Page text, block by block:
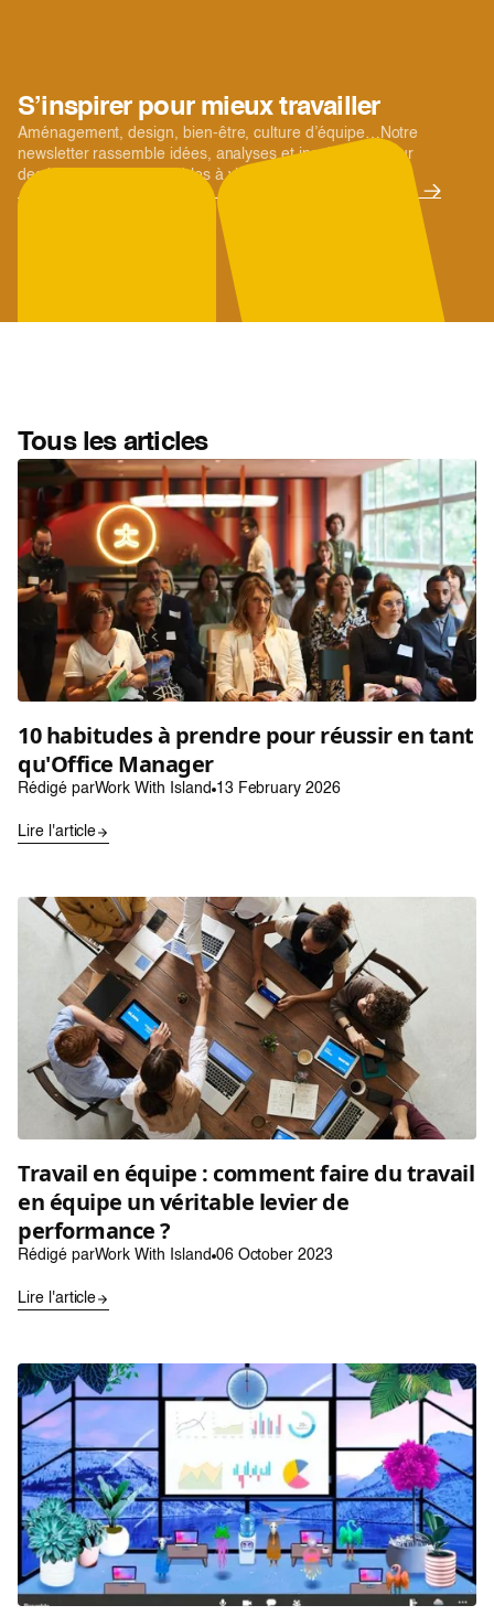
S’inspirer pour mieux travailler
Aménagement, design, bien-être, culture d’équipe…Notre
newsletter rassemble idées, analyses et inspirations pour
des bureaux plus agréables à vivre.
Tous les articles
10 habitudes à prendre pour réussir en tant
qu'Office Manager
Rédigé parWork With Island 13 February 2026
Lire l'article
Travail en équipe : comment faire du travail
en équipe un véritable levier de
performance ?
Rédigé parWork With Island 06 October 2023
Lire l'article